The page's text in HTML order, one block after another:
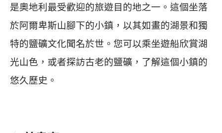
是奧地利最受歡迎的旅遊目的地之一。這個坐落
於阿爾卑斯山腳下的小鎮，以其如畫的湖景和獨
特的鹽礦文化聞名於世。您可以乘坐遊船欣賞湖
光山色，或者探訪古老的鹽礦，了解這個小鎮的
悠久歷史。